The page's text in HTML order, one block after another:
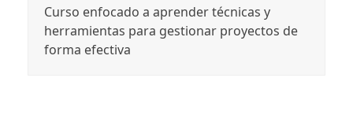
Curso enfocado a aprender técnicas y
herramientas para gestionar proyectos de
forma efectiva